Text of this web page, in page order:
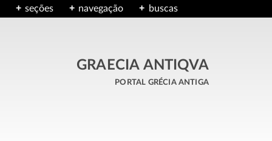
seções navegação buscas
GRAECIA ANTIQVA
portal grécia antiga